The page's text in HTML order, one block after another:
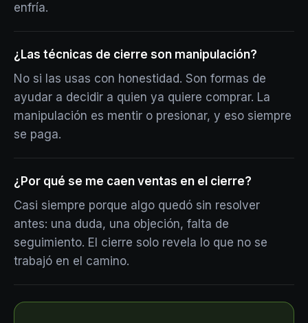
enfría.
¿Las técnicas de cierre son manipulación?
No si las usas con honestidad. Son formas de
ayudar a decidir a quien ya quiere comprar. La
manipulación es mentir o presionar, y eso siempre
se paga.
¿Por qué se me caen ventas en el cierre?
Casi siempre porque algo quedó sin resolver
antes: una duda, una objeción, falta de
seguimiento. El cierre solo revela lo que no se
trabajó en el camino.